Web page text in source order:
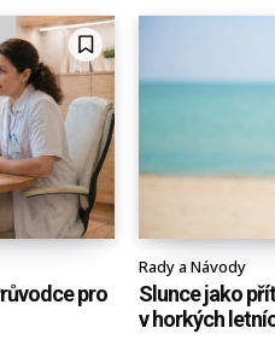
pro
Rady a Návody
Slunce jako
v horkých